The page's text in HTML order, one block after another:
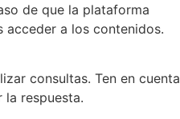
de que la plataforma
a los contenidos.
consultas. Ten en cuenta
la respuesta.